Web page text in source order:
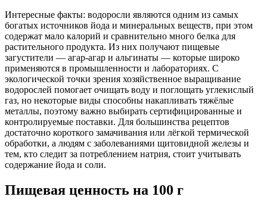
Интересные факты: водоросли являются одним из самых
богатых источников йода и минеральных веществ, при этом
содержат мало калорий и сравнительно много белка для
растительного продукта. Из них получают пищевые
загустители — агар-агар и альгинаты — которые широко
применяются в промышленности и лабораториях. С
экологической точки зрения хозяйственное выращивание
водорослей помогает очищать воду и поглощать углекислый
газ, но некоторые виды способны накапливать тяжёлые
металлы, поэтому важно выбирать сертифицированные и
контролируемые поставки. Для большинства рецептов
достаточно короткого замачивания или лёгкой термической
обработки, а людям с заболеваниями щитовидной железы и
тем, кто следит за потреблением натрия, стоит учитывать
содержание йода и соли.
Пищевая ценность на 100 г